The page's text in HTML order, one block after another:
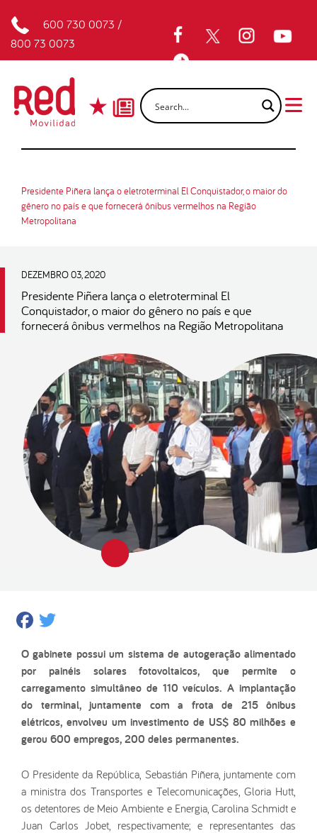
600 730 0073 /
800 73 0073
Presidente Piñera lança o eletroterminal El Conquistador, o maior do
gênero no país e que fornecerá ônibus vermelhos na Região
Metropolitana
DEZEMBRO 03, 2020
Presidente Piñera lança o eletroterminal El
Conquistador, o maior do gênero no país e que
fornecerá ônibus vermelhos na Região Metropolitana
Facebook
O gabinete possui um sistema de autogeração alimentado
por painéis solares fotovoltaicos, que permite o
carregamento simultâneo de 110 veículos. A implantação
do terminal, juntamente com a frota de 215 ônibus
elétricos, envolveu um investimento de US$ 80 milhões e
gerou 600 empregos, 200 deles permanentes.
O Presidente da República, Sebastián Piñera, juntamente com
a ministra dos Transportes e Telecomunicações, Gloria Hutt,
os detentores de Meio Ambiente e Energia, Carolina Schmidt e
Juan Carlos Jobet, respectivamente; e representantes das